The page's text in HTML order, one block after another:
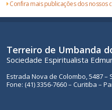
Confira mais publicações dos nossos
Terreiro de Umbanda
Sociedade Espiritualista
Estrada Nova de Colombo, 5487 –
Fone: (41) 3356-7660 – Curitiba –